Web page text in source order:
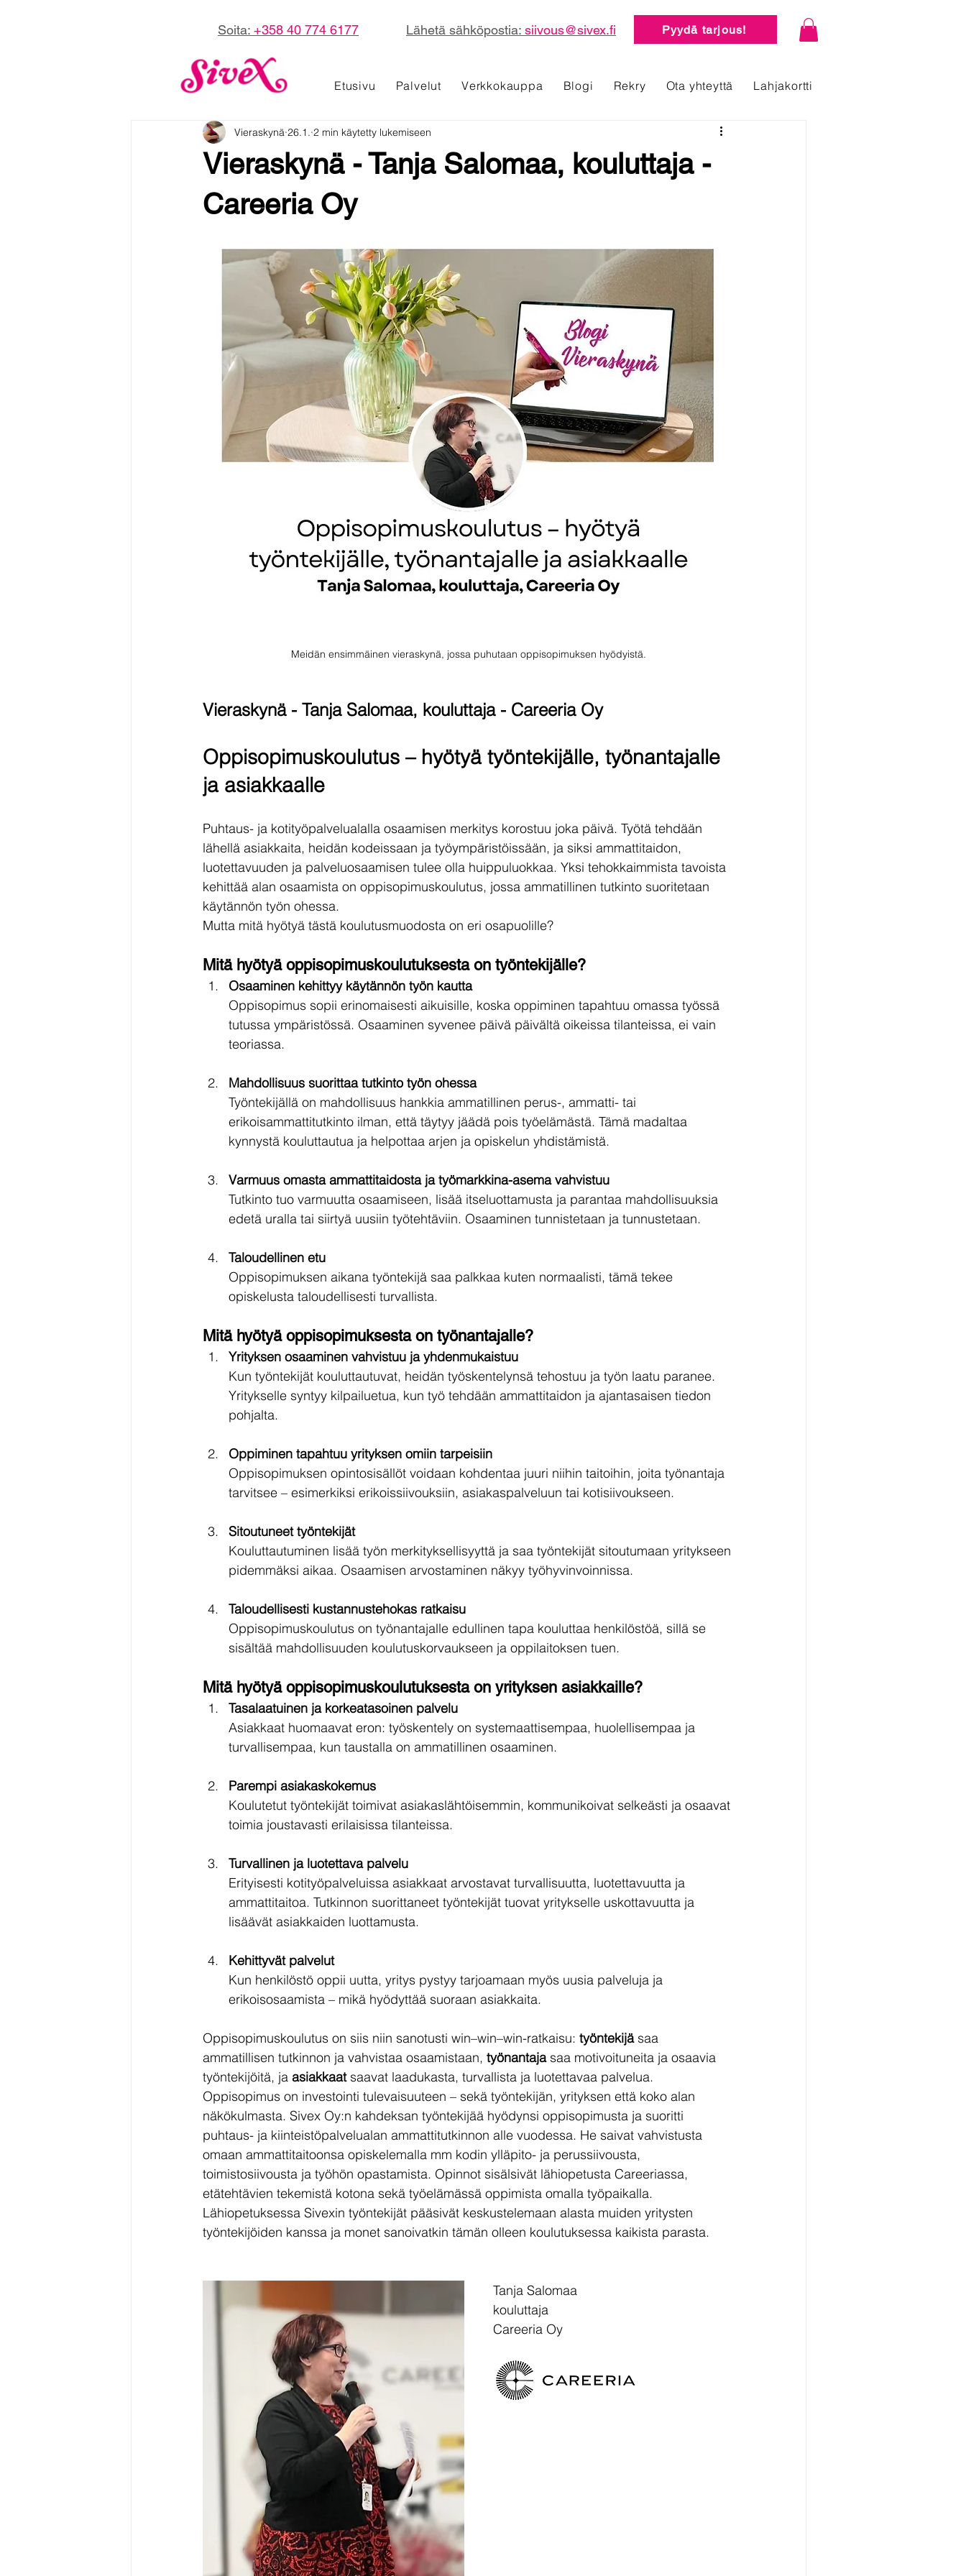
Soita: +358 40 774 6177 Lähetä sähköpostia: siivous@sivex.fi Pyydä tarjous!
Etusivu Palvelut Verkkokauppa Blogi Rekry Ota yhteyttä Lahjakortti
Vieraskynä - Tanja Salomaa, kouluttaja -
Careeria Oy
Vieraskynä 26.1. 2 min käytetty lukemiseen
Meidän ensimmäinen vieraskynä, jossa puhutaan oppisopimuksen hyödyistä.
Vieraskynä - Tanja Salomaa, kouluttaja - Careeria Oy
Oppisopimuskoulutus – hyötyä työntekijälle, työnantajalle
ja asiakkaalle
Puhtaus- ja kotityöpalvelualalla osaamisen merkitys korostuu joka päivä. Työtä tehdään
lähellä asiakkaita, heidän kodeissaan ja työympäristöissään, ja siksi ammattitaidon,
luotettavuuden ja palveluosaamisen tulee olla huippuluokkaa. Yksi tehokkaimmista tavoista
kehittää alan osaamista on oppisopimuskoulutus, jossa ammatillinen tutkinto suoritetaan
käytännön työn ohessa.
Mutta mitä hyötyä tästä koulutusmuodosta on eri osapuolille?
Mitä hyötyä oppisopimuskoulutuksesta on työntekijälle?
Osaaminen kehittyy käytännön työn kautta
Oppisopimus sopii erinomaisesti aikuisille, koska oppiminen tapahtuu omassa työssä
tutussa ympäristössä. Osaaminen syvenee päivä päivältä oikeissa tilanteissa, ei vain
teoriassa.
Mahdollisuus suorittaa tutkinto työn ohessa
Työntekijällä on mahdollisuus hankkia ammatillinen perus-, ammatti- tai
erikoisammattitutkinto ilman, että täytyy jäädä pois työelämästä. Tämä madaltaa
kynnystä kouluttautua ja helpottaa arjen ja opiskelun yhdistämistä.
Varmuus omasta ammattitaidosta ja työmarkkina-asema vahvistuu
Tutkinto tuo varmuutta osaamiseen, lisää itseluottamusta ja parantaa mahdollisuuksia
edetä uralla tai siirtyä uusiin työtehtäviin. Osaaminen tunnistetaan ja tunnustetaan.
Taloudellinen etu
Oppisopimuksen aikana työntekijä saa palkkaa kuten normaalisti, tämä tekee
opiskelusta taloudellisesti turvallista.
Mitä hyötyä oppisopimuksesta on työnantajalle?
Yrityksen osaaminen vahvistuu ja yhdenmukaistuu
Kun työntekijät kouluttautuvat, heidän työskentelynsä tehostuu ja työn laatu paranee.
Yritykselle syntyy kilpailuetua, kun työ tehdään ammattitaidon ja ajantasaisen tiedon
pohjalta.
Oppiminen tapahtuu yrityksen omiin tarpeisiin
Oppisopimuksen opintosisällöt voidaan kohdentaa juuri niihin taitoihin, joita työnantaja
tarvitsee – esimerkiksi erikoissiivouksiin, asiakaspalveluun tai kotisiivoukseen.
Sitoutuneet työntekijät
Kouluttautuminen lisää työn merkityksellisyyttä ja saa työntekijät sitoutumaan yritykseen
pidemmäksi aikaa. Osaamisen arvostaminen näkyy työhyvinvoinnissa.
Taloudellisesti kustannustehokas ratkaisu
Oppisopimuskoulutus on työnantajalle edullinen tapa kouluttaa henkilöstöä, sillä se
sisältää mahdollisuuden koulutuskorvaukseen ja oppilaitoksen tuen.
Mitä hyötyä oppisopimuskoulutuksesta on yrityksen asiakkaille?
Tasalaatuinen ja korkeatasoinen palvelu
Asiakkaat huomaavat eron: työskentely on systemaattisempaa, huolellisempaa ja
turvallisempaa, kun taustalla on ammatillinen osaaminen.
Parempi asiakaskokemus
Koulutetut työntekijät toimivat asiakaslähtöisemmin, kommunikoivat selkeästi ja osaavat
toimia joustavasti erilaisissa tilanteissa.
Turvallinen ja luotettava palvelu
Erityisesti kotityöpalveluissa asiakkaat arvostavat turvallisuutta, luotettavuutta ja
ammattitaitoa. Tutkinnon suorittaneet työntekijät tuovat yritykselle uskottavuutta ja
lisäävät asiakkaiden luottamusta.
Kehittyvät palvelut
Kun henkilöstö oppii uutta, yritys pystyy tarjoamaan myös uusia palveluja ja
erikoisosaamista – mikä hyödyttää suoraan asiakkaita.
Oppisopimuskoulutus on siis niin sanotusti win–win–win-ratkaisu: työntekijä saa
ammatillisen tutkinnon ja vahvistaa osaamistaan, työnantaja saa motivoituneita ja osaavia
työntekijöitä, ja asiakkaat saavat laadukasta, turvallista ja luotettavaa palvelua.
Oppisopimus on investointi tulevaisuuteen – sekä työntekijän, yrityksen että koko alan
näkökulmasta. Sivex Oy:n kahdeksan työntekijää hyödynsi oppisopimusta ja suoritti
puhtaus- ja kiinteistöpalvelualan ammattitutkinnon alle vuodessa. He saivat vahvistusta
omaan ammattitaitoonsa opiskelemalla mm kodin ylläpito- ja perussiivousta,
toimistosiivousta ja työhön opastamista. Opinnot sisälsivät lähiopetusta Careeriassa,
etätehtävien tekemistä kotona sekä työelämässä oppimista omalla työpaikalla.
Lähiopetuksessa Sivexin työntekijät pääsivät keskustelemaan alasta muiden yritysten
työntekijöiden kanssa ja monet sanoivatkin tämän olleen koulutuksessa kaikista parasta.
Tanja Salomaa
kouluttaja
Careeria Oy